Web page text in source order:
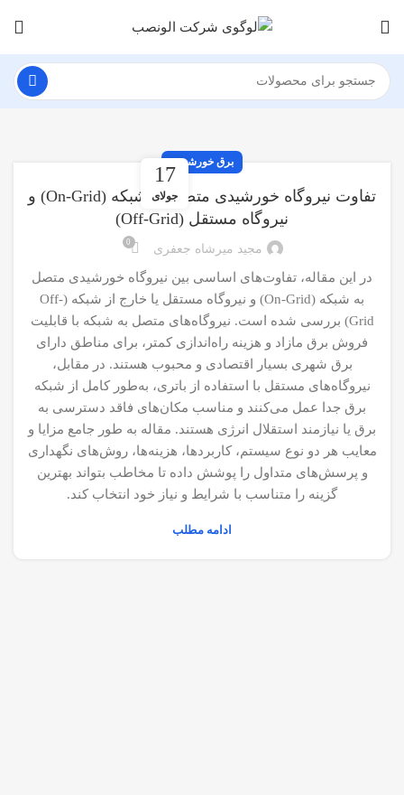
17
جولای
برق خورشیدی
تفاوت نیروگاه خورشیدی متصل به شبکه (On-Grid) و
نیروگاه مستقل (Off-Grid)
مجید میرشاه جعفری 0
در این مقاله، تفاوت‌های اساسی بین نیروگاه خورشیدی متصل
به شبکه (On-Grid) و نیروگاه مستقل یا خارج از شبکه (Off-
Grid) بررسی شده است. نیروگاه‌های متصل به شبکه با قابلیت
فروش برق مازاد و هزینه راه‌اندازی کمتر، برای مناطق دارای
برق شهری بسیار اقتصادی و محبوب هستند. در مقابل،
نیروگاه‌های مستقل با استفاده از باتری، به‌طور کامل از شبکه
برق جدا عمل می‌کنند و مناسب مکان‌های فاقد دسترسی به
برق یا نیازمند استقلال انرژی هستند. مقاله به طور جامع مزایا و
معایب هر دو نوع سیستم، کاربردها، هزینه‌ها، روش‌های نگهداری
و پرسش‌های متداول را پوشش داده تا مخاطب بتواند بهترین
گزینه را متناسب با شرایط و نیاز خود انتخاب کند.
ادامه مطلب